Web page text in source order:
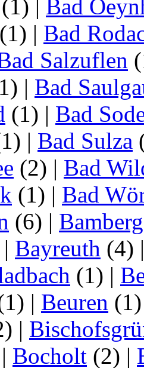
(1) | Bad
(1) | Bad
Salzuflen
| Bad
(1) | Bad
| Bad Sulza
(2) | Bad
(1) | Bad
(6) | Bamberg
| Bayreuth (4)
(1) |
| Beuren
|
| Bocholt (2) |